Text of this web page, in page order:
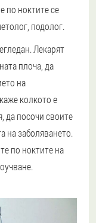
по ноктите се
подолог.
Лекарят
плоча, да
на
колкото е
да посочи своите
на заболяването.
по ноктите на